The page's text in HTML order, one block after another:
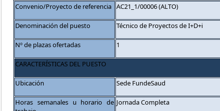
Convenio/Proyecto de referencia AC21_1/00006 (ALTO)
Denominación del puesto Técnico de Proyectos de I+D+i
Nº de plazas ofertadas 1
CARACTERÍSTICAS DEL PUESTO
Ubicación Sede FundeSaud
Horas semanales u horario de Jornada Completa